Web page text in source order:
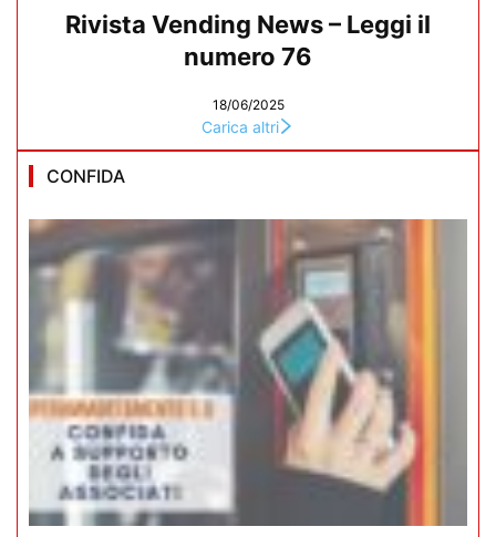
Rivista Vending News – Leggi il
numero 76
18/06/2025
Carica altri
CONFIDA